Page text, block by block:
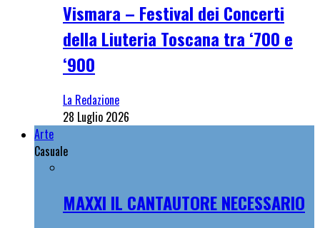
Vismara – Festival dei Concerti
della Liuteria Toscana tra ‘700 e
‘900
La Redazione
28 Luglio 2026
Arte
Casuale
MAXXI IL CANTAUTORE NECESSARIO